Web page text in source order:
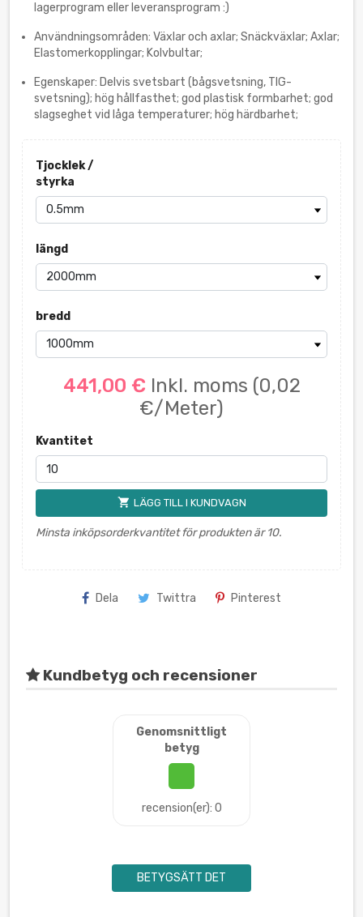
lagerprogram eller leveransprogram :)
Användningsområden: Växlar och axlar; Snäckväxlar; Axlar;
Elastomerkopplingar; Kolvbultar;
Egenskaper: Delvis svetsbart (bågsvetsning, TIG-
svetsning); hög hållfasthet; god plastisk formbarhet; god
slagseghet vid låga temperaturer; hög härdbarhet;
Tjocklek /
styrka
längd
bredd
441,00 € Inkl. moms (0,02
€/Meter)
Kvantitet
shopping_cart LÄGG TILL I KUNDVAGN
Minsta inköpsorderkvantitet för produkten är 10.
Dela Twittra Pinterest
Kundbetyg och recensioner
Genomsnittligt
betyg
recension(er): 0
BETYGSÄTT DET